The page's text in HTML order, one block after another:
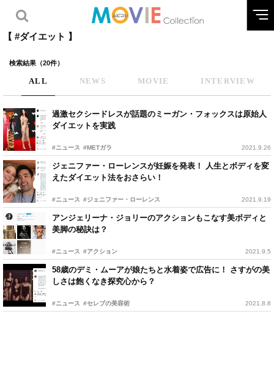
【 #ダイエット 】
検索結果（20件）
ALL NEWS MOVIE INTERVIEW
過激セクシードレスが話題のミーガン・フォックスは原始人
ダイエットを実践
#ニュース #METガラ 2021.9.26
ジェニファー・ローレンスが妊娠を発表！ 人生とボディを変
えたダイエット法をおさらい！
#ニュース #ジェニファー・ローレンス 2021.9.19
アンジェリーナ・ジョリーのアクションもこなす美ボディと
美脚の秘訣は？
#ニュース #アクション 2021.9.5
58歳のデミ・ムーアが娘たちと水着姿で広告に！ さすがの美
しさは飽くなき探究心から？
#ニュース #セレブの美容術 2021.8.8